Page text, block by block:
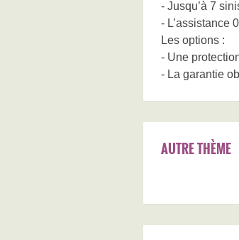
- Jusqu’à 7
- L’assistance
Les options :
- Une
- La garantie
AUTRE THÈME